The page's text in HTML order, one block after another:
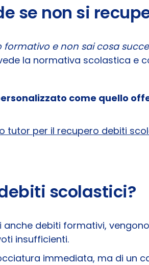
se non si
e non sai cosa
la normativa scolastica e
come quello
tutor per il recupero debiti
scolastici?
debiti formativi,
insufficienti.
immediata, ma di un